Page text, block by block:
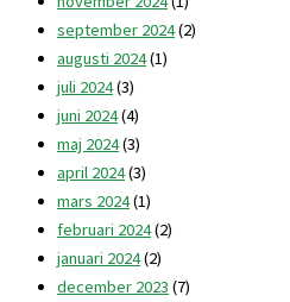
september 2024(2)
augusti 2024(1)
juli 2024(3)
juni 2024(4)
maj 2024(3)
april 2024(3)
mars 2024(1)
februari 2024(2)
januari 2024(2)
december 2023 (7)